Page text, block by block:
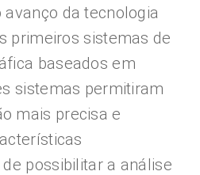
da tecnologia
primeiros sistemas de
baseados em
sistemas permitiram
mais precisa e
possibilitar a análise